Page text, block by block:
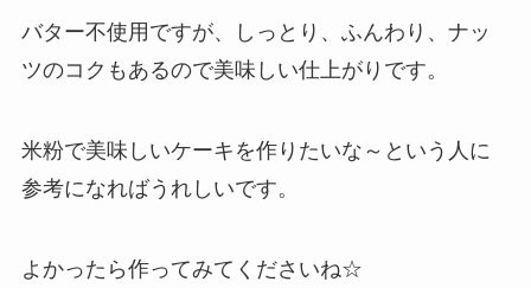
バター不使用ですが、しっとり、ふんわり、ナッ
ツのコクもあるので美味しい仕上がりです。
米粉で美味しいケーキを作りたいな～という人に
参考になればうれしいです。
よかったら作ってみてくださいね☆